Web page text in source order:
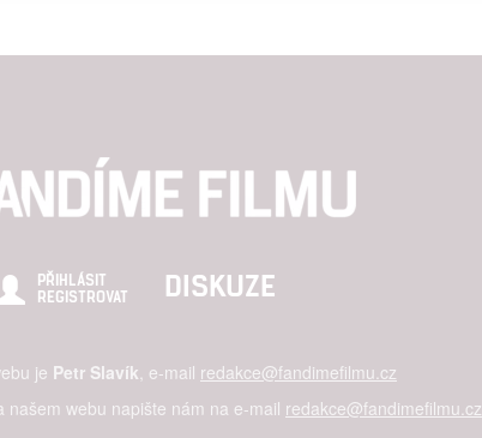
PŘIHLÁSIT
REGISTROVAT
DISKUZE
je Petr Slavík , e-mail redakce@fandimefilmu.cz
našem webu napište nám na e-mail redakce@fandimefilmu.cz
a obsahu